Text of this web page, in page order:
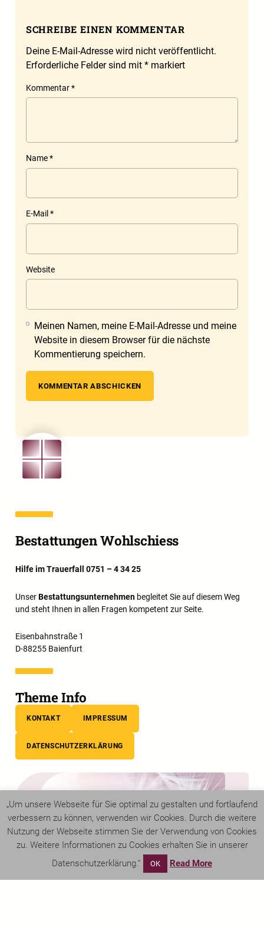
SCHREIBE EINEN KOMMENTAR
Deine E-Mail-Adresse wird nicht veröffentlicht.
Erforderliche Felder sind mit *markiert
Kommentar*
Name*
E-Mail*
Website
Meinen Namen, meine E-Mail-Adresse und meine
Website in diesem Browser für die nächste
Kommentierung speichern.
Bestattungen Wohlschiess
Hilfe im Trauerfall 0751 – 4 34 25
UnserBestattungsunternehmenbegleitet Sie auf diesem Weg
und steht Ihnen in allen Fragen kompetent zur Seite.
Eisenbahnstraße 1
D-88255 Baienfurt
Theme Info
KONTAKT IMPRESSUM
DATENSCHUTZERKLÄRUNG
„Um unsere Webseite für Sie optimal zu gestalten und fortlaufend
verbessern zu können, verwenden wir Cookies. Durch die weitere
Nutzung der Webseite stimmen Sie der Verwendung von Cookies
zu. Weitere Informationen zu Cookies erhalten Sie in unserer
Datenschutzerklärung.“
OK Read More